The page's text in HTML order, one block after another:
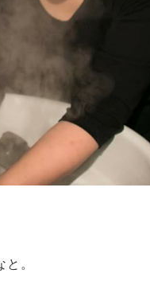
。